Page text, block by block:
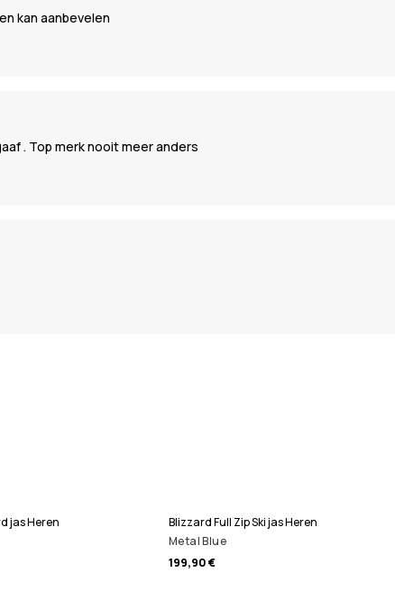
kan aanbevelen
. Top merk nooit meer anders
jas Heren
Blizzard Full Zip Ski jas Heren
Metal Blue
199,90 €